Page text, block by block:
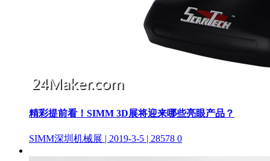
精彩提前看！SIMM 3D展将迎来哪些亮眼产品？
SIMM深圳机械展 | 2019-3-5 | 28578 0